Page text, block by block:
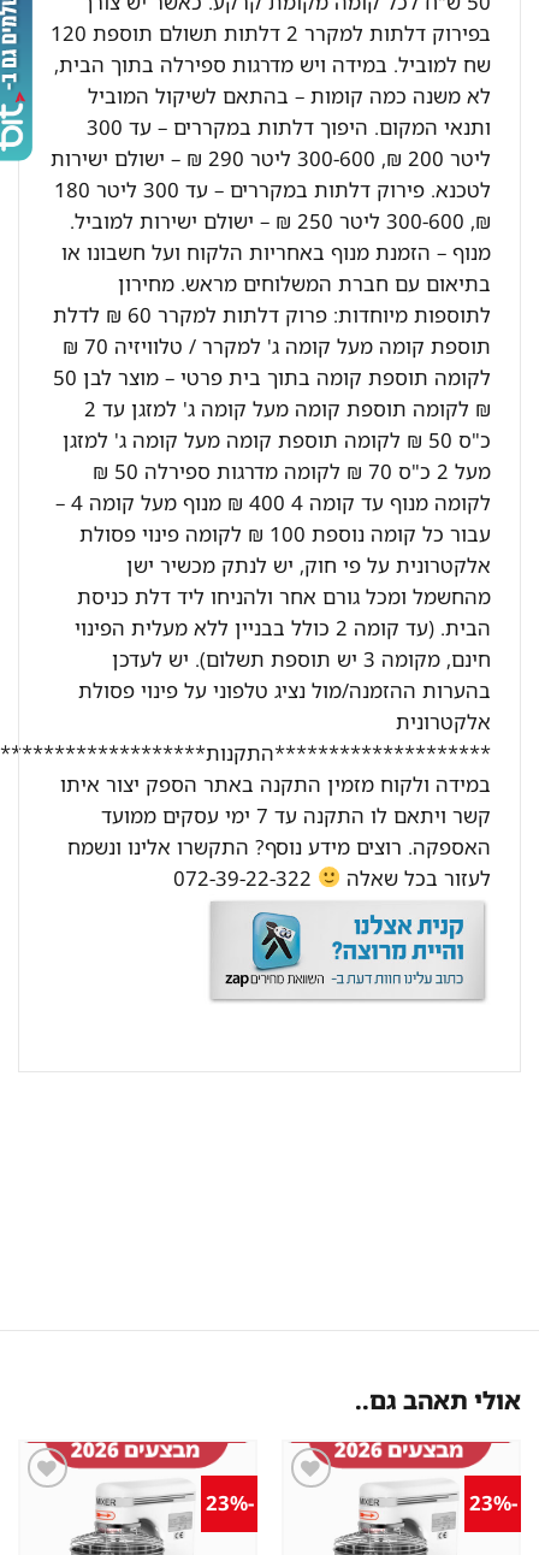
בפירוק דלתות למקרר 2 דלתות תשולם תוספת 120
שח למוביל. במידה ויש מדרגות ספירלה בתוך הבית,
לא משנה כמה קומות – בהתאם לשיקול המוביל
ותנאי המקום. היפוך דלתות במקררים – עד 300
ליטר 200 ₪, 300-600 ליטר 290 ₪ – ישולם ישירות
לטכנא. פירוק דלתות במקררים – עד 300 ליטר 180
₪, 300-600 ליטר 250 ₪ – ישולם ישירות למוביל.
מנוף – הזמנת מנוף באחריות הלקוח ועל חשבונו או
בתיאום עם חברת המשלוחים מראש. מחירון
לתוספות מיוחדות: פרוק דלתות למקרר 60 ₪ לדלת
תוספת קומה מעל קומה ג' למקרר / טלוויזיה 70 ₪
לקומה תוספת קומה בתוך בית פרטי – מוצר לבן 50
₪ לקומה תוספת קומה מעל קומה ג' למזגן עד 2
כ"ס 50 ₪ לקומה תוספת קומה מעל קומה ג' למזגן
מעל 2 כ"ס 70 ₪ לקומה מדרגות ספירלה 50 ₪
לקומה מנוף עד קומה 4 400 ₪ מנוף מעל קומה 4 –
עבור כל קומה נוספת 100 ₪ לקומה פינוי פסולת
אלקטרונית על פי חוק, יש לנתק מכשיר ישן
מהחשמל ומכל גורם אחר ולהניחו ליד דלת כניסת
הבית. (עד קומה 2 כולל בבניין ללא מעלית הפינוי
חינם, מקומה 3 יש תוספת תשלום). יש לעדכן
בהערות ההזמנה/מול נציג טלפוני על פינוי פסולת
אלקטרונית
********************התקנות********************:
במידה ולקוח מזמין התקנה באתר הספק יצור איתו
קשר ויתאם לו התקנה עד 7 ימי עסקים ממועד
האספקה. רוצים מידע נוסף? התקשרו אלינו ונשמח
לעזור בכל שאלה
072-39-22-322
אולי תאהב גם..
במועדפים
במועדפים